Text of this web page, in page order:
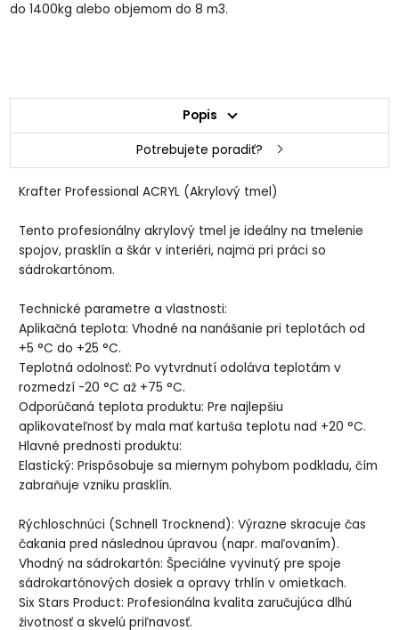
do 1400kg alebo objemom do 8 m3.
Popis
Potrebujete poradiť?
Krafter Professional ACRYL (Akrylový tmel)
​Tento profesionálny akrylový tmel je ideálny na tmelenie
spojov, prasklín a škár v interiéri, najmä pri práci so
sádrokartónom.
​Technické parametre a vlastnosti:
​Aplikačná teplota: Vhodné na nanášanie pri teplotách od
+5 °C do +25 °C.
​Teplotná odolnosť: Po vytvrdnutí odoláva teplotám v
rozmedzí -20 °C až +75 °C.
​Odporúčaná teplota produktu: Pre najlepšiu
aplikovateľnosť by mala mať kartuša teplotu nad +20 °C.
​Hlavné prednosti produktu:
​Elastický: Prispôsobuje sa miernym pohybom podkladu, čím
zabraňuje vzniku prasklín.
​Rýchloschnúci (Schnell Trocknend): Výrazne skracuje čas
čakania pred následnou úpravou (napr. maľovaním).
​Vhodný na sádrokartón: Špeciálne vyvinutý pre spoje
sádrokartónových dosiek a opravy trhlín v omietkach.
​Six Stars Product: Profesionálna kvalita zaručujúca dlhú
životnosť a skvelú priľnavosť.